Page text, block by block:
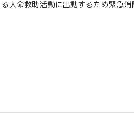
人命救助活動に出動するため緊急